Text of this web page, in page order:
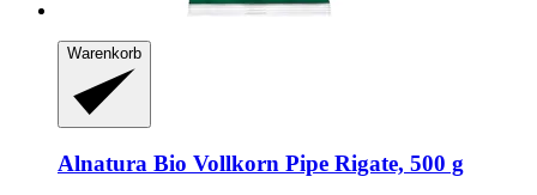
Warenkorb
Alnatura Bio Vollkorn Pipe Rigate, 500 g